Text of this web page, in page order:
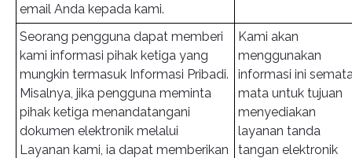
email Anda kepada kami.
Seorang pengguna dapat memberi
kami informasi pihak ketiga yang
mungkin termasuk Informasi Pribadi.
Misalnya, jika pengguna meminta
pihak ketiga menandatangani
dokumen elektronik melalui
Layanan kami, ia dapat memberikan
Kami akan
menggunakan
informasi ini
mata untuk tujuan
menyediakan
layanan tanda
tangan elektronik